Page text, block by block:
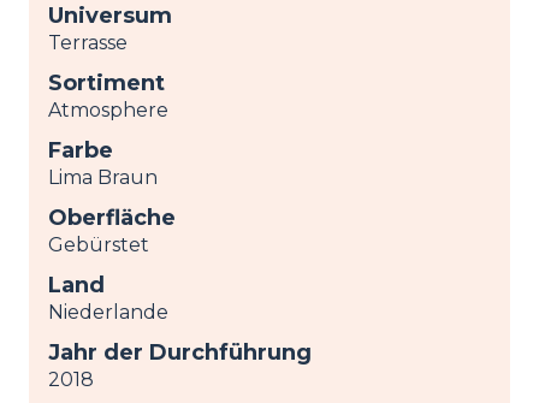
Universum
Terrasse
Sortiment
Atmosphere
Farbe
Lima Braun
Oberfläche
Gebürstet
Land
Niederlande
Jahr der Durchführung
2018